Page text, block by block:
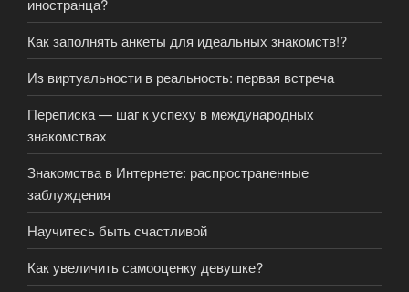
иностранца?
Как заполнять анкеты для идеальных знакомств!?
Из виртуальности в реальность: первая встреча
Переписка — шаг к успеху в международных
знакомствах
Знакомства в Интернете: распространенные
заблуждения
Научитесь быть счастливой
Как увеличить самооценку девушке?